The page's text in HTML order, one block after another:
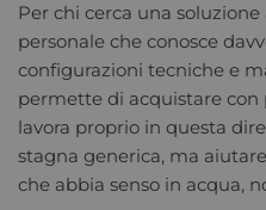
Per chi cerca una
personale che conosce
configurazioni tecniche e
permette di acquistare
lavora proprio in questa
stagna generica, ma
che abbia senso in acqua,